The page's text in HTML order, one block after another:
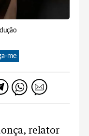
me
relator